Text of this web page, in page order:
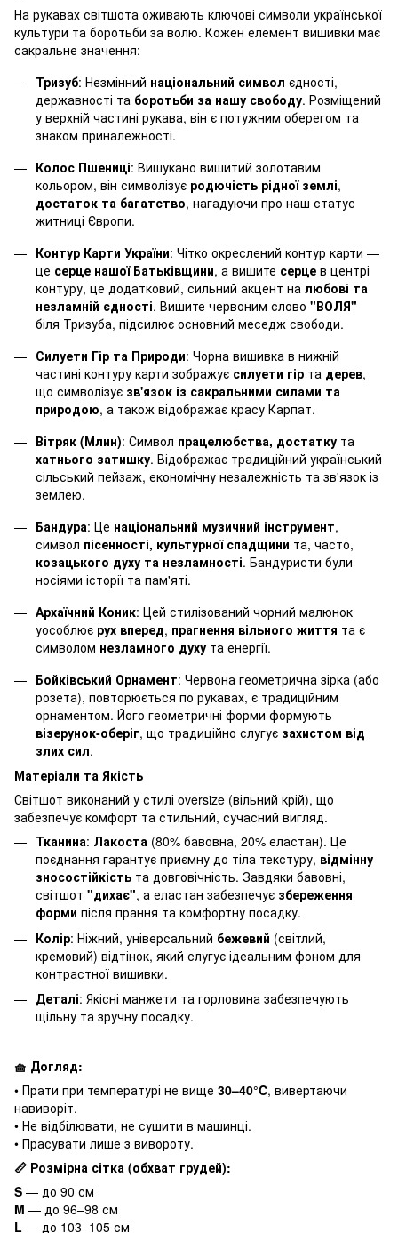
На рукавах світшота оживають ключові символи української
культури та боротьби за волю. Кожен елемент вишивки має
сакральне значення:
Тризуб: Незмінний національний символ єдності,
державності та боротьби за нашу свободу. Розміщений
у верхній частині рукава, він є потужним оберегом та
знаком приналежності.
Колос Пшениці: Вишукано вишитий золотавим
кольором, він символізує родючість рідної землі,
достаток та багатство, нагадуючи про наш статус
житниці Європи.
Контур Карти України: Чітко окреслений контур карти —
це серце нашої Батьківщини, а вишите серце в центрі
контуру, це додатковий, сильний акцент на любові та
незламній єдності. Вишите червоним слово "ВОЛЯ"
біля Тризуба, підсилює основний меседж свободи.
Силуети Гір та Природи: Чорна вишивка в нижній
частині контуру карти зображує силуети гір та дерев,
що символізує зв'язок із сакральними силами та
природою, а також відображає красу Карпат.
Вітряк (Млин): Символ працелюбства, достатку та
хатнього затишку. Відображає традиційний український
сільський пейзаж, економічну незалежність та зв'язок із
землею.
Бандура: Це національний музичний інструмент,
символ пісенності, культурної спадщини та, часто,
козацького духу та незламності. Бандуристи були
носіями історії та пам'яті.
Архаїчний Коник: Цей стилізований чорний малюнок
уособлює рух вперед, прагнення вільного життя та є
символом незламного духу та енергії.
Бойківський Орнамент: Червона геометрична зірка (або
розета), повторюється по рукавах, є традиційним
орнаментом. Його геометричні форми формують
візерунок-оберіг, що традиційно слугує захистом від
злих сил.
Матеріали та Якість
Світшот виконаний у стилі oversize (вільний крій), що
забезпечує комфорт та стильний, сучасний вигляд.
Тканина: Лакоста (80% бавовна, 20% еластан). Це
поєднання гарантує приємну до тіла текстуру, відмінну
зносостійкість та довговічність. Завдяки бавовні,
світшот "дихає", а еластан забезпечує збереження
форми після прання та комфортну посадку.
Колір: Ніжний, універсальний бежевий (світлий,
кремовий) відтінок, який слугує ідеальним фоном для
контрастної вишивки.
Деталі: Якісні манжети та горловина забезпечують
щільну та зручну посадку.
🧺 Догляд:
• Прати при температурі не вище 30–40°C, вивертаючи
навиворіт.
• Не відбілювати, не сушити в машинці.
• Прасувати лише з вивороту.
📏 Розмірна сітка (обхват грудей):
S — до 90 см
M — до 96–98 см
L — до 103–105 см